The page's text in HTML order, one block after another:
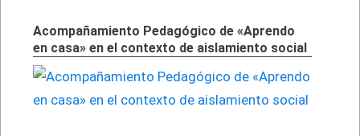
Acompañamiento Pedagógico de «Aprendo
en casa» en el contexto de aislamiento social